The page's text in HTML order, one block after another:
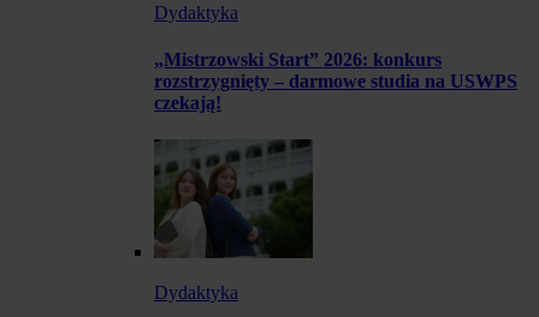
Dydaktyka
„Mistrzowski Start” 2026: konkurs
rozstrzygnięty – darmowe studia na USWPS
czekają!
Dydaktyka